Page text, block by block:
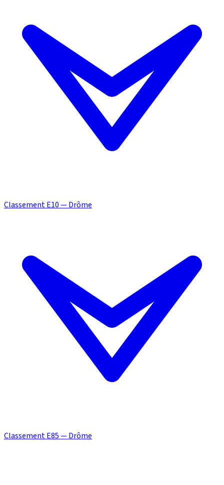
Classement E10 — Drôme
Classement E85 — Drôme